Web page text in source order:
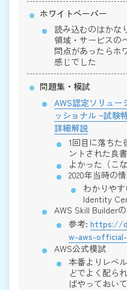
ホワイトペーパー
読み込むのはかな
領域・サービスの
問点があったらホ
感じでした
問題集・模試
AWS認定ソリュー
ッショナル ~試験
詳細解説
1回目に落ちた
ントされた良書
よかった（こ
2020年当時の
わかりや
Identity
AWS Skill Builderの
参考:https://
w-aws-
AWS公式模試
本番よりレベ
どでよく配ら
ばやっておい